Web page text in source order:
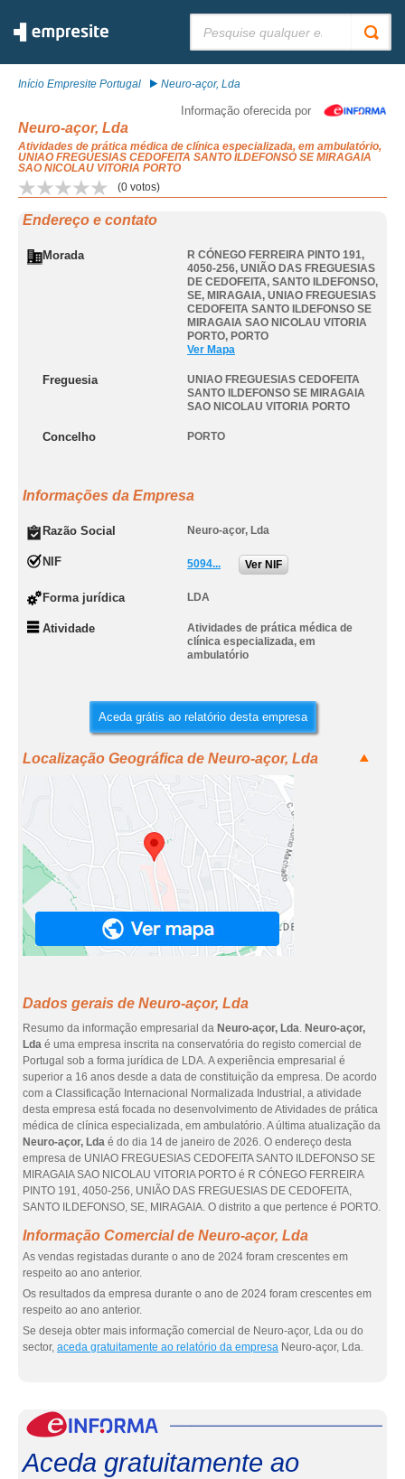
Início Empresite Portugal Neuro-açor, Lda
Informação oferecida por
Neuro-açor, Lda
Atividades de prática médica de clínica especializada, em ambulatório,
UNIAO FREGUESIAS CEDOFEITA SANTO ILDEFONSO SE MIRAGAIA
SAO NICOLAU VITORIA PORTO
(0 votos)
Endereço e contato
Morada
R CÓNEGO FERREIRA PINTO 191,
4050-256, UNIÃO DAS FREGUESIAS
DE CEDOFEITA, SANTO ILDEFONSO,
SE, MIRAGAIA, UNIAO FREGUESIAS
CEDOFEITA SANTO ILDEFONSO SE
MIRAGAIA SAO NICOLAU VITORIA
PORTO, PORTO
Ver Mapa
Freguesia
UNIAO FREGUESIAS CEDOFEITA
SANTO ILDEFONSO SE MIRAGAIA
SAO NICOLAU VITORIA PORTO
Concelho PORTO
Informações da Empresa
Razão Social Neuro-açor, Lda
NIF 5094... Ver NIF
Forma jurídica LDA
Atividade
Atividades de prática médica de
clínica especializada, em
ambulatório
Aceda grátis ao relatório desta empresa
Localização Geográfica de Neuro-açor, Lda
Dados gerais de Neuro-açor, Lda
Resumo da informação empresarial da Neuro-açor, Lda. Neuro-açor,
Lda é uma empresa inscrita na conservatória do registo comercial de
Portugal sob a forma jurídica de LDA. A experiência empresarial é
superior a 16 anos desde a data de constituição da empresa. De acordo
com a Classificação Internacional Normalizada Industrial, a atividade
desta empresa está focada no desenvolvimento de Atividades de prática
médica de clínica especializada, em ambulatório. A última atualização da
Neuro-açor, Lda é do dia 14 de janeiro de 2026. O endereço desta
empresa de UNIAO FREGUESIAS CEDOFEITA SANTO ILDEFONSO SE
MIRAGAIA SAO NICOLAU VITORIA PORTO é R CÓNEGO FERREIRA
PINTO 191, 4050-256, UNIÃO DAS FREGUESIAS DE CEDOFEITA,
SANTO ILDEFONSO, SE, MIRAGAIA. O distrito a que pertence é PORTO.
Informação Comercial de Neuro-açor, Lda
As vendas registadas durante o ano de 2024 foram crescentes em
respeito ao ano anterior.
Os resultados da empresa durante o ano de 2024 foram crescentes em
respeito ao ano anterior.
Se deseja obter mais informação comercial de Neuro-açor, Lda ou do
sector, aceda gratuitamente ao relatório da empresa Neuro-açor, Lda.
Aceda gratuitamente ao